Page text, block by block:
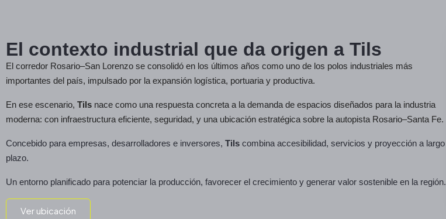
El contexto industrial que da origen a Tils
El corredor Rosario–San Lorenzo se consolidó en los últimos años como uno de los polos industriales más
importantes del país, impulsado por la expansión logística, portuaria y productiva.
En ese escenario, Tils nace como una respuesta concreta a la demanda de espacios diseñados para la industria
moderna: con infraestructura eficiente, seguridad, y una ubicación estratégica sobre la autopista Rosario–Santa Fe.
Concebido para empresas, desarrolladores e inversores, Tils combina accesibilidad, servicios y proyección a largo
plazo.
Un entorno planificado para potenciar la producción, favorecer el crecimiento y generar valor sostenible en la región.
Ver ubicación